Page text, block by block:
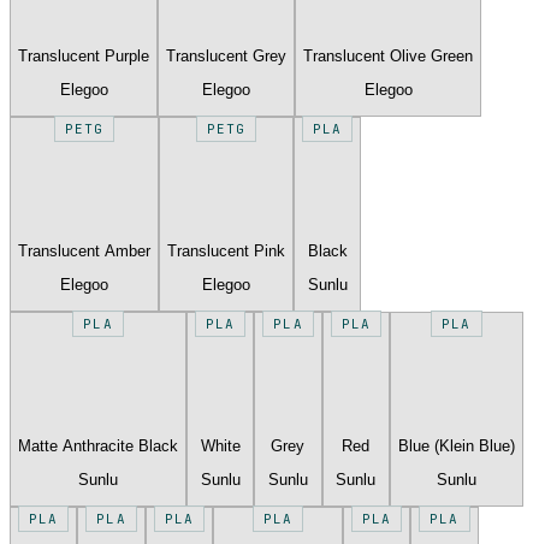
Translucent Purple
Elegoo
Translucent Grey
Elegoo
Translucent Olive Green
Elegoo
PETG
Translucent Amber
Elegoo
PETG
Translucent Pink
Elegoo
PLA
Black
Sunlu
PLA
Matte Anthracite Black
Sunlu
PLA
White
Sunlu
PLA
Grey
Sunlu
PLA
Red
Sunlu
PLA
Blue (Klein Blue)
Sunlu
PLA PLA PLA PLA PLA PLA